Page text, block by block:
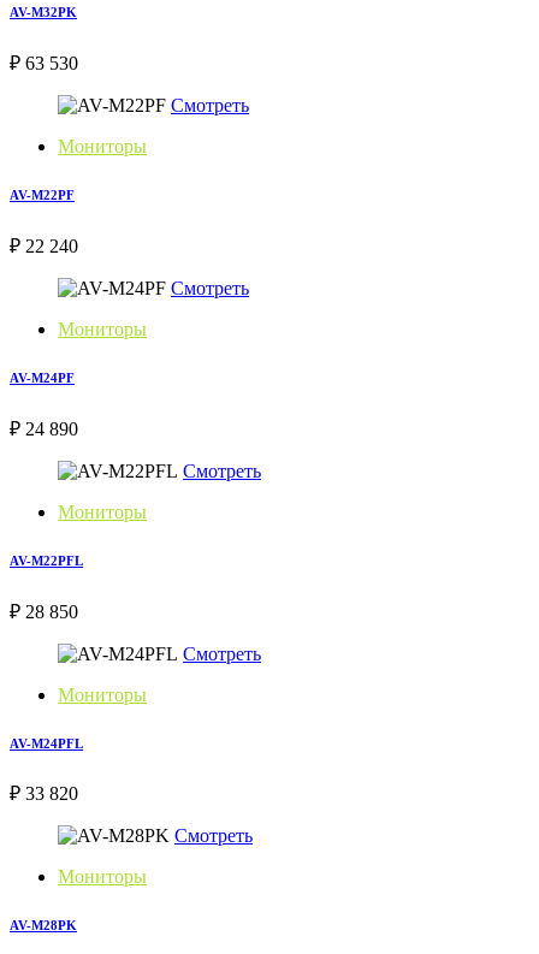
AV-M32PK
₽ 63 530
Смотреть
Мониторы
AV-M22PF
₽ 22 240
Смотреть
Мониторы
AV-M24PF
₽ 24 890
Смотреть
Мониторы
AV-M22PFL
₽ 28 850
Смотреть
Мониторы
AV-M24PFL
₽ 33 820
Смотреть
Мониторы
AV-M28PK